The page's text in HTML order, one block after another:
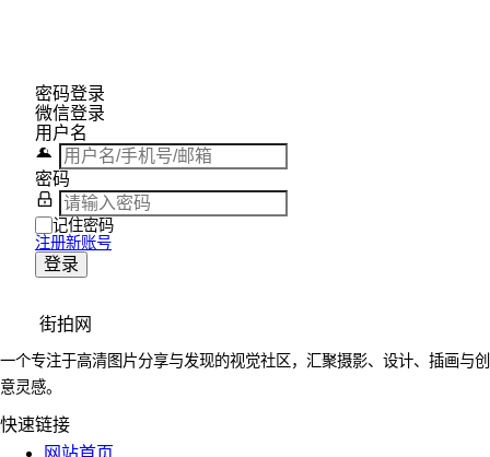
密码登录
微信登录
用户名
密码
记住密码
注册新账号
登录
街拍网
一个专注于高清图片分享与发现的视觉社区，汇聚摄影、设计、插画与创
意灵感。
快速链接